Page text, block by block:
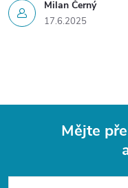
Milan Černý
17.6.2025
Mějte